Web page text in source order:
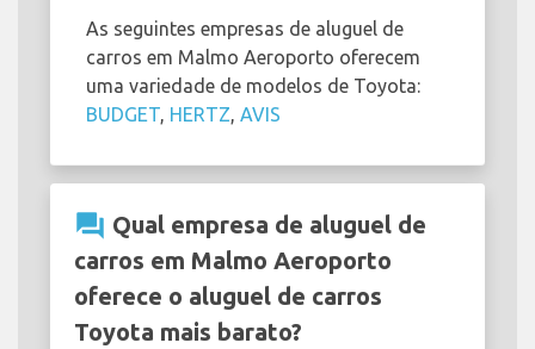
As seguintes empresas de aluguel de
carros em Malmo Aeroporto oferecem
uma variedade de modelos de Toyota:
BUDGET HERTZ AVIS
question_answer Qual empresa de aluguel de
carros em Malmo Aeroporto
oferece o aluguel de carros
Toyota mais barato?